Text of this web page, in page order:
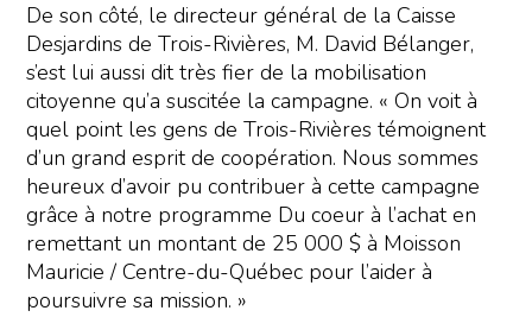
De son côté, le directeur général de la Caisse
Desjardins de Trois-Rivières, M. David Bélanger,
s’est lui aussi dit très fier de la mobilisation
citoyenne qu’a suscitée la campagne. « On voit à
quel point les gens de Trois-Rivières témoignent
d’un grand esprit de coopération. Nous sommes
heureux d’avoir pu contribuer à cette campagne
grâce à notre programme Du coeur à l’achat en
remettant un montant de 25 000 $ à Moisson
Mauricie / Centre-du-Québec pour l’aider à
poursuivre sa mission. »